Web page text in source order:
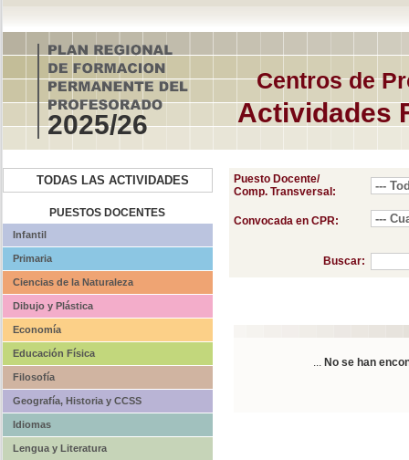
Centros de
Actividades
2025/26
TODAS LAS ACTIVIDADES
PUESTOS DOCENTES
Infantil
Primaria
Ciencias de la Naturaleza
Dibujo y Plástica
Economía
Educación Física
Filosofía
Geografía, Historia y CCSS
Idiomas
Lengua y Literatura
Puesto Docente/
Comp. Transversal:
Convocada en CPR:
Buscar:
... No se han